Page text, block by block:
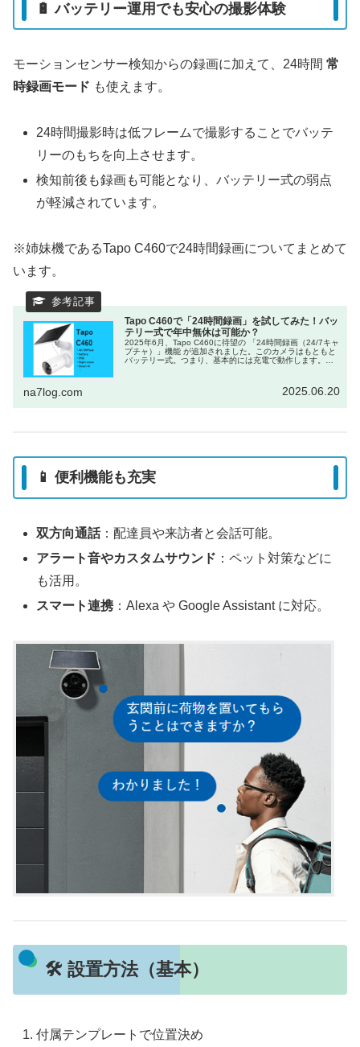
🔋 バッテリー運用でも安心の撮影体験
モーションセンサー検知からの録画に加えて、24時間 常
時録画モード も使えます。
24時間撮影時は低フレームで撮影することでバッテ
リーのもちを向上させます。
検知前後も録画も可能となり、バッテリー式の弱点
が軽減されています。
※姉妹機であるTapo C460で24時間録画についてまとめて
います。
Tapo C460で「24時間録画」を試してみた！バッ
テリー式で年中無休は可能か？
2025年6月、Tapo C460に待望の 「24時間録画（24/7キャ
プチャ）」機能 が追加されました。このカメラはもともと
バッテリー式。つまり、基本的には充電で動作します。ソ
na7log.com 2025.06.20
📱 便利機能も充実
双方向通話：配達員や来訪者と会話可能。
アラート音やカスタムサウンド ：ペット対策などに
も活用。
スマート連携 ：Alexa や Google Assistant に対応。
🛠 設置方法（基本）
付属テンプレートで位置決め